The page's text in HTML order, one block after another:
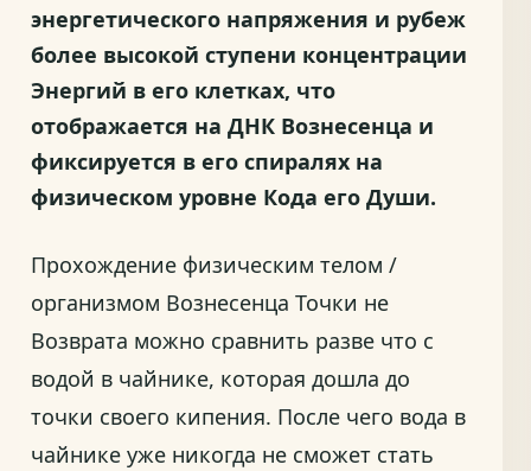
энергетического напряжения и рубеж
более высокой ступени концентрации
Энергий в его клетках, что
отображается на ДНК Вознесенца и
фиксируется в его спиралях на
физическом уровне Кода его Души.
Прохождение физическим телом /
организмом Вознесенца Точки не
Возврата можно сравнить разве что с
водой в чайнике, которая дошла до
точки своего кипения. После чего вода в
чайнике уже никогда не сможет стать